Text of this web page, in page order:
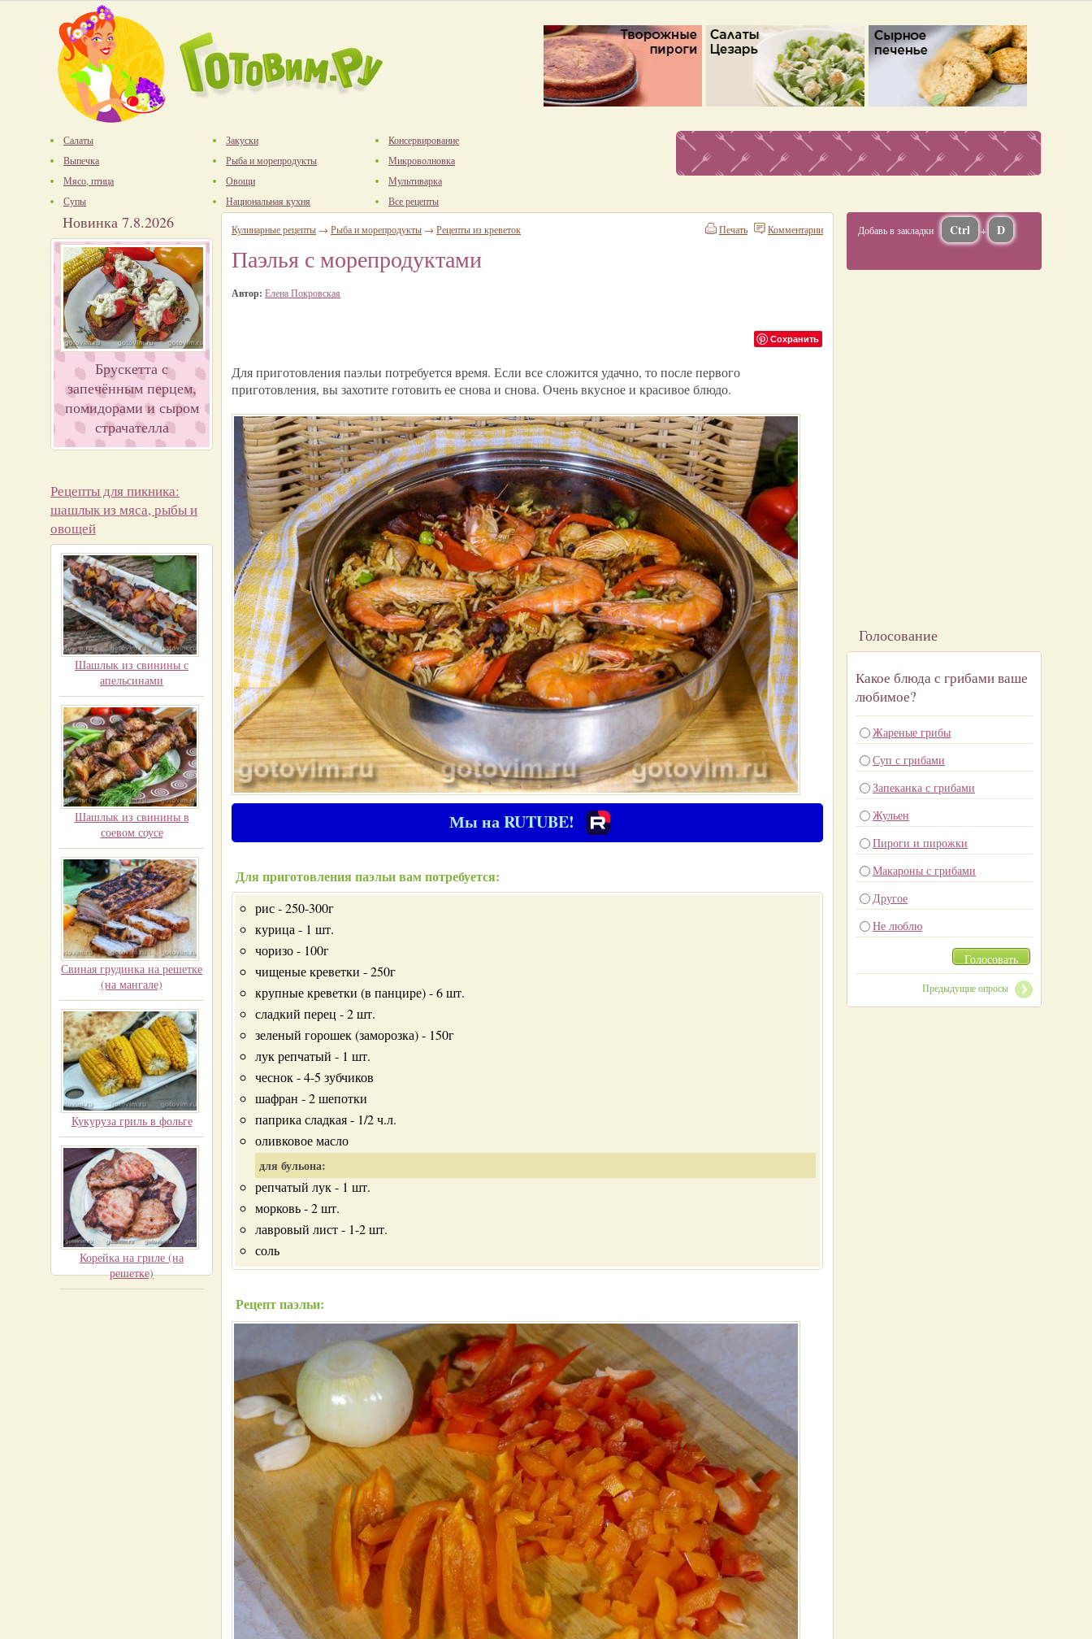
Салаты
Выпечка
Мясо, птица
Супы
Закуски
Рыба и морепродукты
Овощи
Национальная кухня
Консервирование
Микроволновка
Мультиварка
Все рецепты
Новинка 7.8.2026
Брускетта с
запечённым перцем,
помидорами и сыром
страчателла
Рецепты для пикника:
шашлык из мяса, рыбы и
овощей
Шашлык из свинины с
апельсинами
Шашлык из свинины в
соевом соусе
Свиная грудинка на решетке
(на мангале)
Кукуруза гриль в фольге
Корейка на гриле (на
решетке)
Комментарии
Печать
Кулинарные рецепты → Рыба и морепродукты → Рецепты из креветок
Паэлья с морепродуктами
Автор: Елена Покровская
Сохранить
Для приготовления паэльи потребуется время. Если все сложится удачно, то после первого
приготовления, вы захотите готовить ее снова и снова. Очень вкусное и красивое блюдо.
Мы на RUTUBE!
Для приготовления паэльи вам потребуется:
рис - 250-300г
курица - 1 шт.
чоризо - 100г
чищеные креветки - 250г
крупные креветки (в панцире) - 6 шт.
сладкий перец - 2 шт.
зеленый горошек (заморозка) - 150г
лук репчатый - 1 шт.
чеснок - 4-5 зубчиков
шафран - 2 шепотки
паприка сладкая - 1/2 ч.л.
оливковое масло
для бульона:
репчатый лук - 1 шт.
морковь - 2 шт.
лавровый лист - 1-2 шт.
соль
Рецепт паэльи:
Добавь в закладки Ctrl + D
Голосование
Какое блюда с грибами ваше
любимое?
Жареные грибы
Суп с грибами
Запеканка с грибами
Жульен
Пироги и пирожки
Макароны с грибами
Другое
Не люблю
Голосовать
Предыдущие опросы